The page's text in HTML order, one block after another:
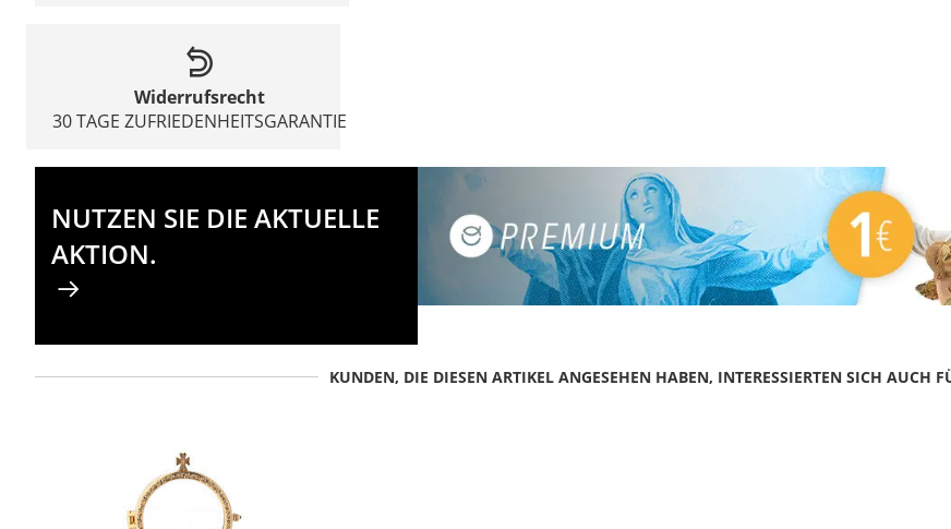
Widerrufsrecht
30 TAGE ZUFRIEDENHEITSGARANTIE
NUTZEN SIE DIE AKTUELLE
AKTION.
KUNDEN, DIE DIESEN ARTIKEL ANGESEHEN HABEN, INTERESSIERTEN SICH AUCH